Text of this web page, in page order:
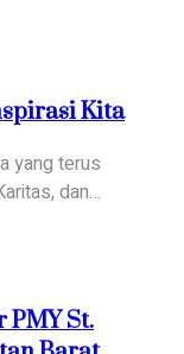
Kita
yang terus
dan…
St.